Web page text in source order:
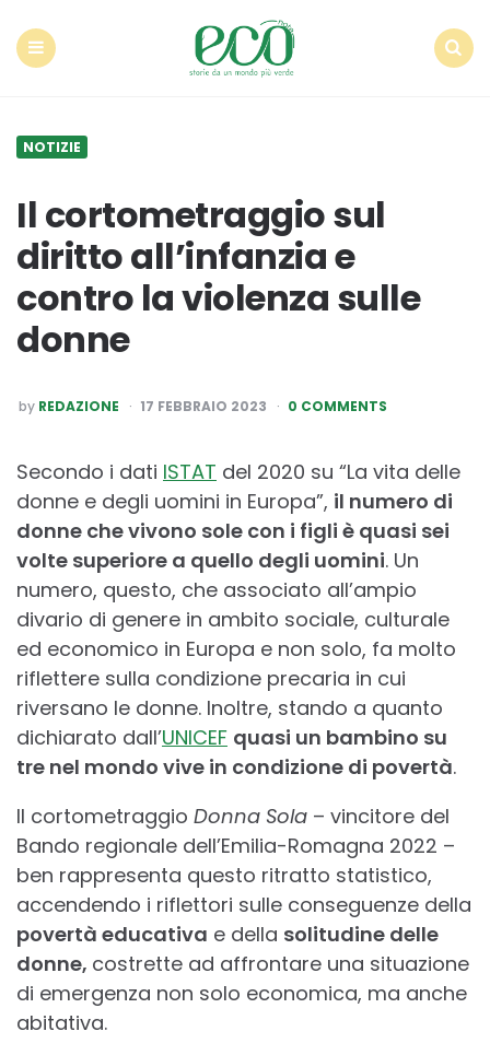
NOTIZIE
Il cortometraggio sul
diritto all’infanzia e
contro la violenza sulle
donne
POSTED
BY
by REDAZIONE 17 FEBBRAIO 2023 0 COMMENTS
Secondo i dati ISTAT del 2020 su “La vita delle
donne e degli uomini in Europa”, il numero di
donne che vivono sole con i figli è quasi sei
volte superiore a quello degli uomini. Un
numero, questo, che associato all’ampio
divario di genere in ambito sociale, culturale
ed economico in Europa e non solo, fa molto
riflettere sulla condizione precaria in cui
riversano le donne. Inoltre, stando a quanto
dichiarato dall’UNICEF quasi un bambino su
tre nel mondo vive in condizione di povertà.
Il cortometraggio Donna Sola – vincitore del
Bando regionale dell’Emilia-Romagna 2022 –
ben rappresenta questo ritratto statistico,
accendendo i riflettori sulle conseguenze della
povertà educativa e della solitudine delle
donne, costrette ad affrontare una situazione
di emergenza non solo economica, ma anche
abitativa.